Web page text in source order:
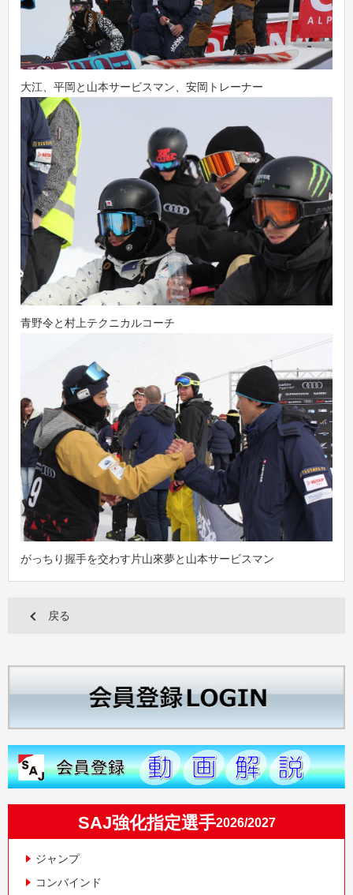
大江、平岡と山本サービスマン、安岡トレーナー
青野令と村上テクニカルコーチ
がっちり握手を交わす片山來夢と山本サービスマン
戻る
SAJ強化指定選手2026/2027
ジャンプ
コンバインド